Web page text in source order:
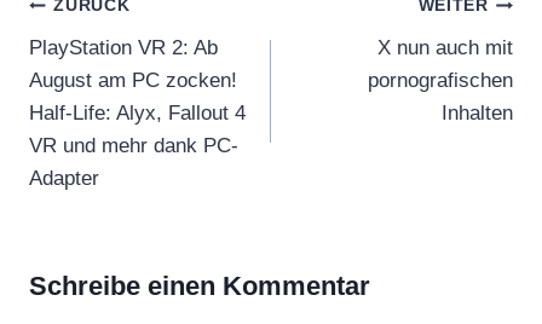
Beitragsnavigation
ZURÜCK
PlayStation VR 2: Ab
August am PC zocken!
Half-Life: Alyx, Fallout 4
VR und mehr dank PC-
Adapter
WEITER
X nun auch mit
pornografischen
Inhalten
Schreibe einen Kommentar